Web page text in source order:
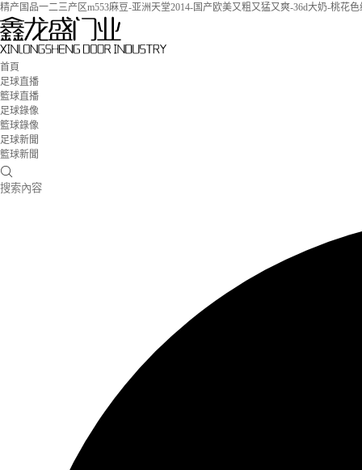
精产国品一二三产区m553麻豆-亚洲天堂2014-国产欧美又粗又猛又爽-36d大奶-桃
首頁
足球直播
籃球直播
足球錄像
籃球錄像
足球新聞
籃球新聞